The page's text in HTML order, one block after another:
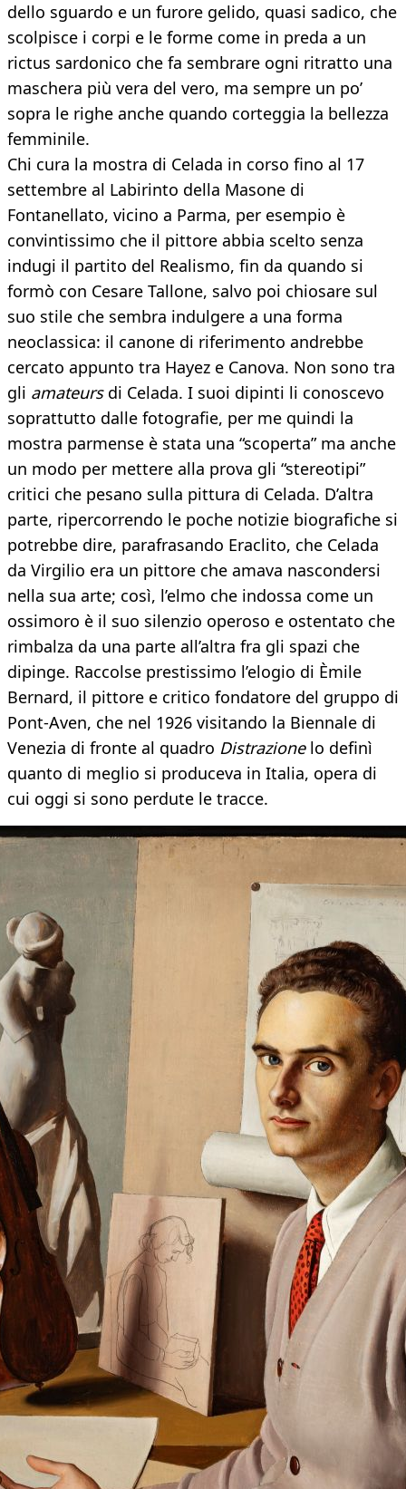
dello sguardo e un furore gelido, quasi sadico, che
scolpisce i corpi e le forme come in preda a un
rictus sardonico che fa sembrare ogni ritratto una
maschera più vera del vero, ma sempre un po’
sopra le righe anche quando corteggia la bellezza
femminile.
Chi cura la mostra di Celada in corso fino al 17
settembre al Labirinto della Masone di
Fontanellato, vicino a Parma, per esempio è
convintissimo che il pittore abbia scelto senza
indugi il partito del Realismo, fin da quando si
formò con Cesare Tallone, salvo poi chiosare sul
suo stile che sembra indulgere a una forma
neoclassica: il canone di riferimento andrebbe
cercato appunto tra Hayez e Canova. Non sono tra
gli amateursdi Celada. I suoi dipinti li conoscevo
soprattutto dalle fotografie, per me quindi la
mostra parmense è stata una “scoperta” ma anche
un modo per mettere alla prova gli “stereotipi”
critici che pesano sulla pittura di Celada. D’altra
parte, ripercorrendo le poche notizie biografiche si
potrebbe dire, parafrasando Eraclito, che Celada
da Virgilio era un pittore che amava nascondersi
nella sua arte; così, l’elmo che indossa come un
ossimoro è il suo silenzio operoso e ostentato che
rimbalza da una parte all’altra fra gli spazi che
dipinge. Raccolse prestissimo l’elogio di Èmile
Bernard, il pittore e critico fondatore del gruppo di
Pont-Aven, che nel 1926 visitando la Biennale di
Venezia di fronte al quadro Distrazionelo definì
quanto di meglio si produceva in Italia, opera di
cui oggi si sono perdute le tracce.